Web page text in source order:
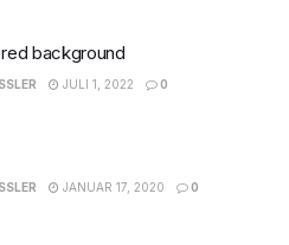
background
JULI 1, 2022 0
JANUAR 17, 2020 0